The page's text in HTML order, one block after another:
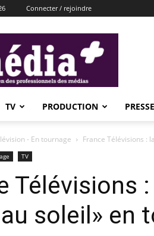
Connecter / rejoindre
TV PRODUCTION PRESSE
- En tournage France Télévisions :
TV
Télévisions
soleil» en